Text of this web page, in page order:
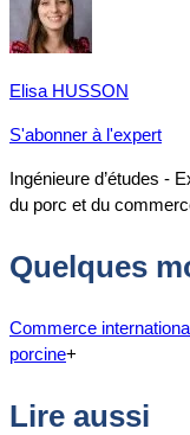
Elisa HUSSON
S'abonner à l'expert
Ingénieure d’études -
du porc et du
Quelques
Commerce
porcine+
Lire aussi